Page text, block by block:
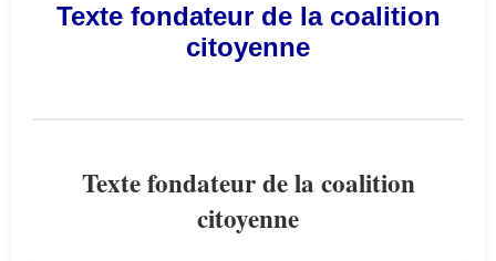
Texte fondateur de la coalition
citoyenne
Texte fondateur de la coalition
citoyenne